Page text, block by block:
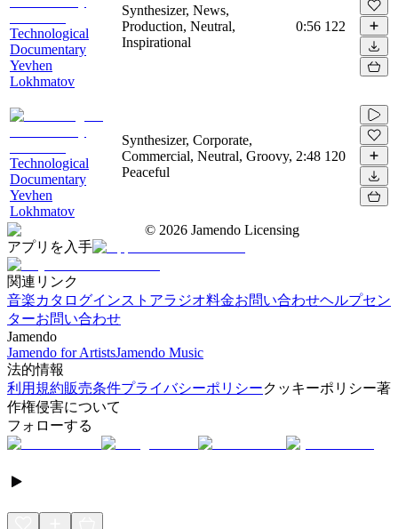
Technological
Documentary
Yevhen
Lokhmatov
Synthesizer, News,
Production, Neutral,
Inspirational
0:56 122
Technological
Documentary
Yevhen
Lokhmatov
Synthesizer, Corporate,
Commercial, Neutral, Groovy,
Peaceful
2:48 120
© 2026 Jamendo Licensing
アプリを入手
関連リンク
音楽カタログインストアラジオ料金お問い合わせヘルプセン
ターお問い合わせ
Jamendo
Jamendo for ArtistsJamendo Music
法的情報
利用規約販売条件プライバシーポリシークッキーポリシー著
作権侵害について
フォローする